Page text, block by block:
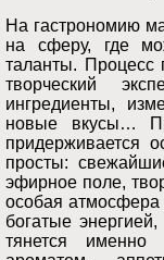
На гастрономию
на сферу, где
таланты. Процесс
творческий
ингредиенты,
новые вкусы…
придерживается
просты:
эфирное поле,
особая атмосфера
богатые
тянется